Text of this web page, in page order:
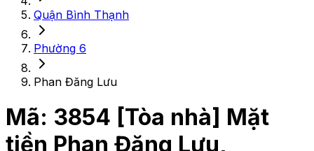
Quận Bình Thạnh
Phường 6
Phan Đăng Lưu
Mã: 3854 [Tòa nhà] Mặt
tiền Phan Đăng Lưu,